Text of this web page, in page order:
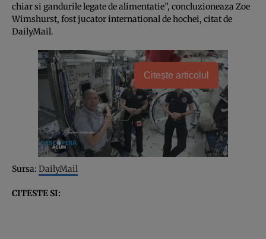
chiar si gandurile legate de alimentatie”, concluzioneaza Zoe
Wimshurst, fost jucator international de hochei, citat de
DailyMail.
Citește articolul
Sursa: DailyMail
CITESTE SI: